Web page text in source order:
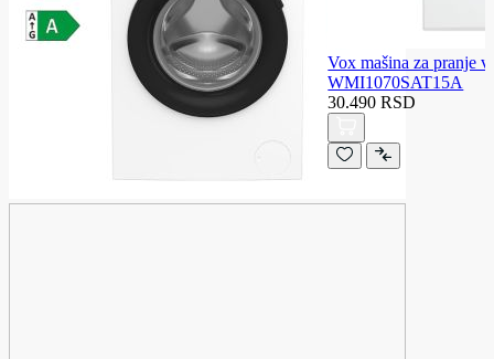
Vox mašina za pranje
WMI1070SAT15A
30.490 RSD